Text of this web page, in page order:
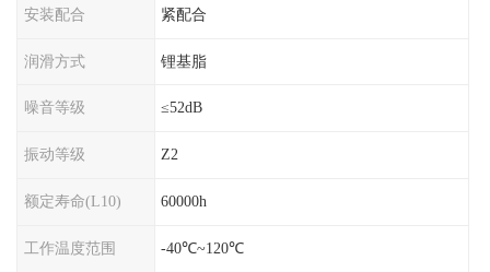
安装配合 紧配合
润滑方式 锂基脂
噪音等级 ≤52dB
振动等级 Z2
额定寿命(L10) 60000h
工作温度范围 -40℃~120℃